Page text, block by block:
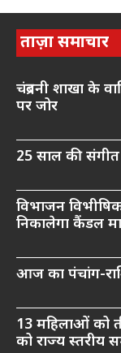
ताज़ा समाचार
चंद्रबनी शाखा के
पर जोर
25 साल की
विभाजन
निकालेगा कैंडल
आज का पंचांग-
13 महिलाओं को
को राज्य स्तरीय